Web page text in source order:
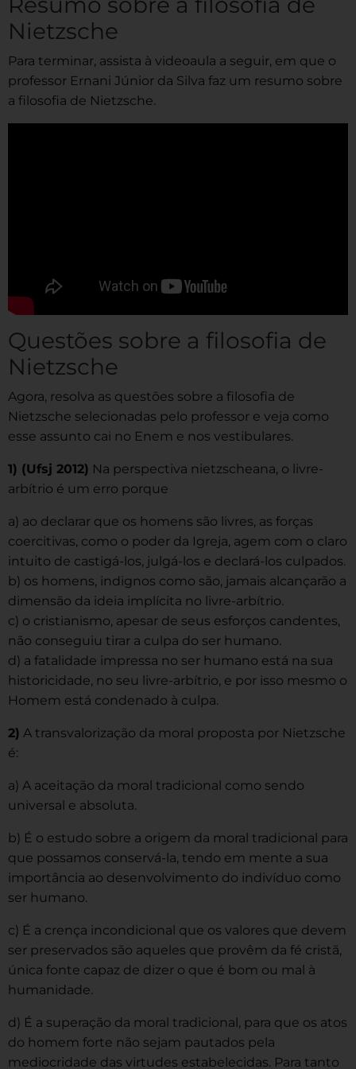
Nietzsche
Para terminar, assista à videoaula a seguir, em que o
professor Ernani Júnior da Silva faz um resumo sobre
a filosofia de Nietzsche.
Questões sobre a filosofia de
Nietzsche
Agora, resolva as questões sobre a filosofia de
Nietzsche selecionadas pelo professor e veja como
esse assunto cai no Enem e nos vestibulares.
1) (Ufsj 2012) Na perspectiva nietzscheana, o livre-
arbítrio é um erro porque
a) ao declarar que os homens são livres, as forças
coercitivas, como o poder da Igreja, agem com o claro
intuito de castigá-los, julgá-los e declará-los culpados.
b) os homens, indignos como são, jamais alcançarão a
dimensão da ideia implícita no livre-arbítrio.
c) o cristianismo, apesar de seus esforços candentes,
não conseguiu tirar a culpa do ser humano.
d) a fatalidade impressa no ser humano está na sua
historicidade, no seu livre-arbítrio, e por isso mesmo o
Homem está condenado à culpa.
2) A transvalorização da moral proposta por Nietzsche
é:
a) A aceitação da moral tradicional como sendo
universal e absoluta.
b) É o estudo sobre a origem da moral tradicional para
que possamos conservá-la, tendo em mente a sua
importância ao desenvolvimento do indivíduo como
ser humano.
c) É a crença incondicional que os valores que devem
ser preservados são aqueles que provêm da fé cristã,
única fonte capaz de dizer o que é bom ou mal à
humanidade.
d) É a superação da moral tradicional, para que os atos
do homem forte não sejam pautados pela
mediocridade das virtudes estabelecidas. Para tanto